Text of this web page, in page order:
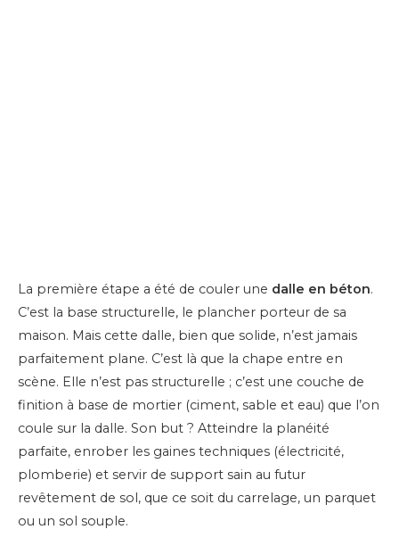
La première étape a été de couler une dalle en béton.
C’est la base structurelle, le plancher porteur de sa
maison. Mais cette dalle, bien que solide, n’est jamais
parfaitement plane. C’est là que la chape entre en
scène. Elle n’est pas structurelle ; c’est une couche de
finition à base de mortier (ciment, sable et eau) que l’on
coule sur la dalle. Son but ? Atteindre la planéité
parfaite, enrober les gaines techniques (électricité,
plomberie) et servir de support sain au futur
revêtement de sol, que ce soit du carrelage, un parquet
ou un sol souple.